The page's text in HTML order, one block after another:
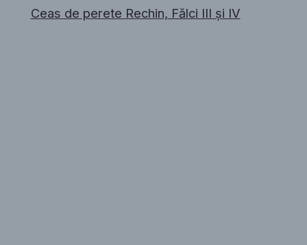
Ceas de perete Rechin, Fălci III și IV